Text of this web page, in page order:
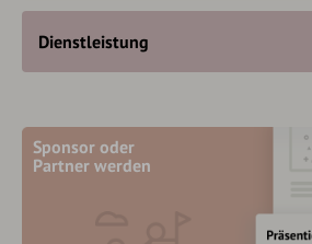
Dienstleistung
Sponsor oder
Partner werden